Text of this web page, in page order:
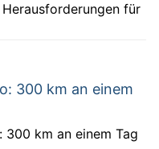
für
300 km an einem